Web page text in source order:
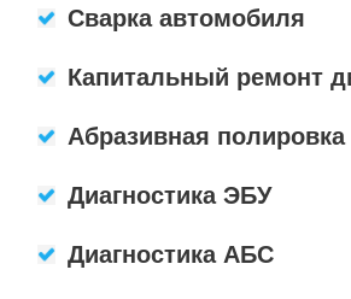
Сварка автомобиля
Капитальный ремонт
Абразивная полировка
Диагностика ЭБУ
Диагностика АБС